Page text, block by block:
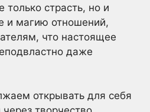
только страсть, но и
и магию отношений,
что настоящее
даже
открывать для себя